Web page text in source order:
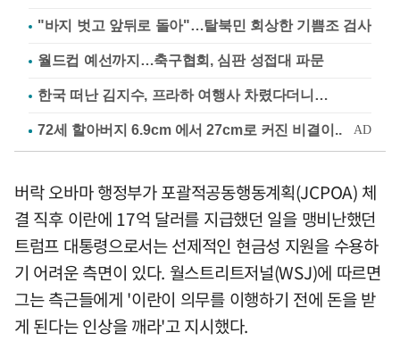
"바지 벗고 앞뒤로 돌아"…탈북민 회상한 기쁨조 검사
월드컵 예선까지…축구협회, 심판 성접대 파문
한국 떠난 김지수, 프라하 여행사 차렸다더니…
버락 오바마 행정부가 포괄적공동행동계획(JCPOA) 체
결 직후 이란에 17억 달러를 지급했던 일을 맹비난했던
트럼프 대통령으로서는 선제적인 현금성 지원을 수용하
기 어려운 측면이 있다. 월스트리트저널(WSJ)에 따르면
그는 측근들에게 '이란이 의무를 이행하기 전에 돈을 받
게 된다는 인상을 깨라'고 지시했다.